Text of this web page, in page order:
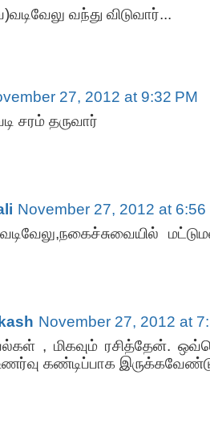
வந்து விடுவார்...
27, 2012 at 9:32 PM
சரம் தருவார்
November 27, 2012 at 6:56
November 27, 2012 at
, மிகவும் ரசித்தேன்.
கண்டிப்பாக